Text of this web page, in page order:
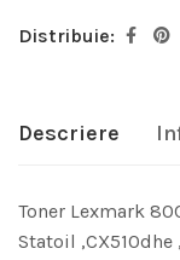
Distribuie:
Descriere
Toner Lexmark
Statoil ,CX510dhe